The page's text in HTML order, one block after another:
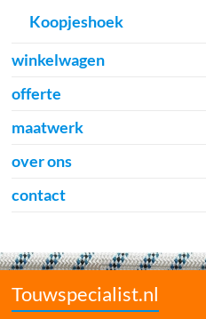
Koopjeshoek
winkelwagen
offerte
maatwerk
over ons
contact
Touwspecialist.nl